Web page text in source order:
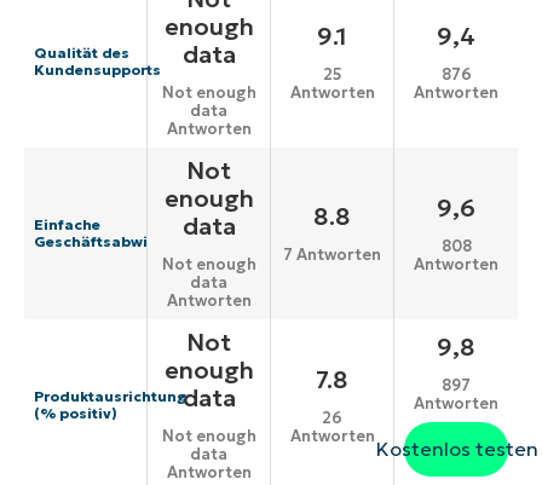
Qualität des
Kundensupports
enough
data
Not enough
data
Antworten
9.1
25
Antworten
9,4
876
Antworten
Einfache
Geschäftsabwicklung
Not
enough
data
Not enough
data
Antworten
8.8
7 Antworten
9,6
808
Antworten
Produktausrichtung
(% positiv)
Not
enough
data
Not enough
data
Antworten
7.8
26
Antworten
9,8
897
Antworten
Kostenlos testen